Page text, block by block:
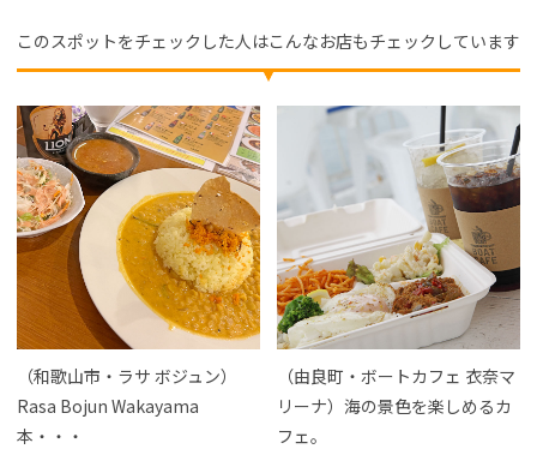
このスポットをチェックした人はこんなお店もチェックしています
（和歌山市・ラサ ボジュン）
Rasa Bojun Wakayama
本・・・
（由良町・ボートカフェ 衣奈マ
リーナ）海の景色を楽しめるカ
フェ。